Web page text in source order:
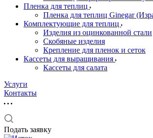
Пленка для теплиц
Пленка для теплиц Ginegar
Комплектующие для теплиц
Изделия из оцинкованной стали
Скобяные изделия
Крепление для пленок и сеток
Кассеты для выращивания
Кассеты для салата
Услуги
Контакты
Подать заявку